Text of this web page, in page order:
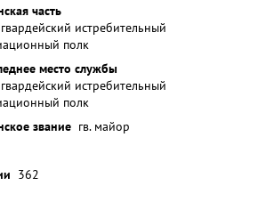
часть
истребительный
полк
место службы
истребительный
полк
звание гв. майор
362